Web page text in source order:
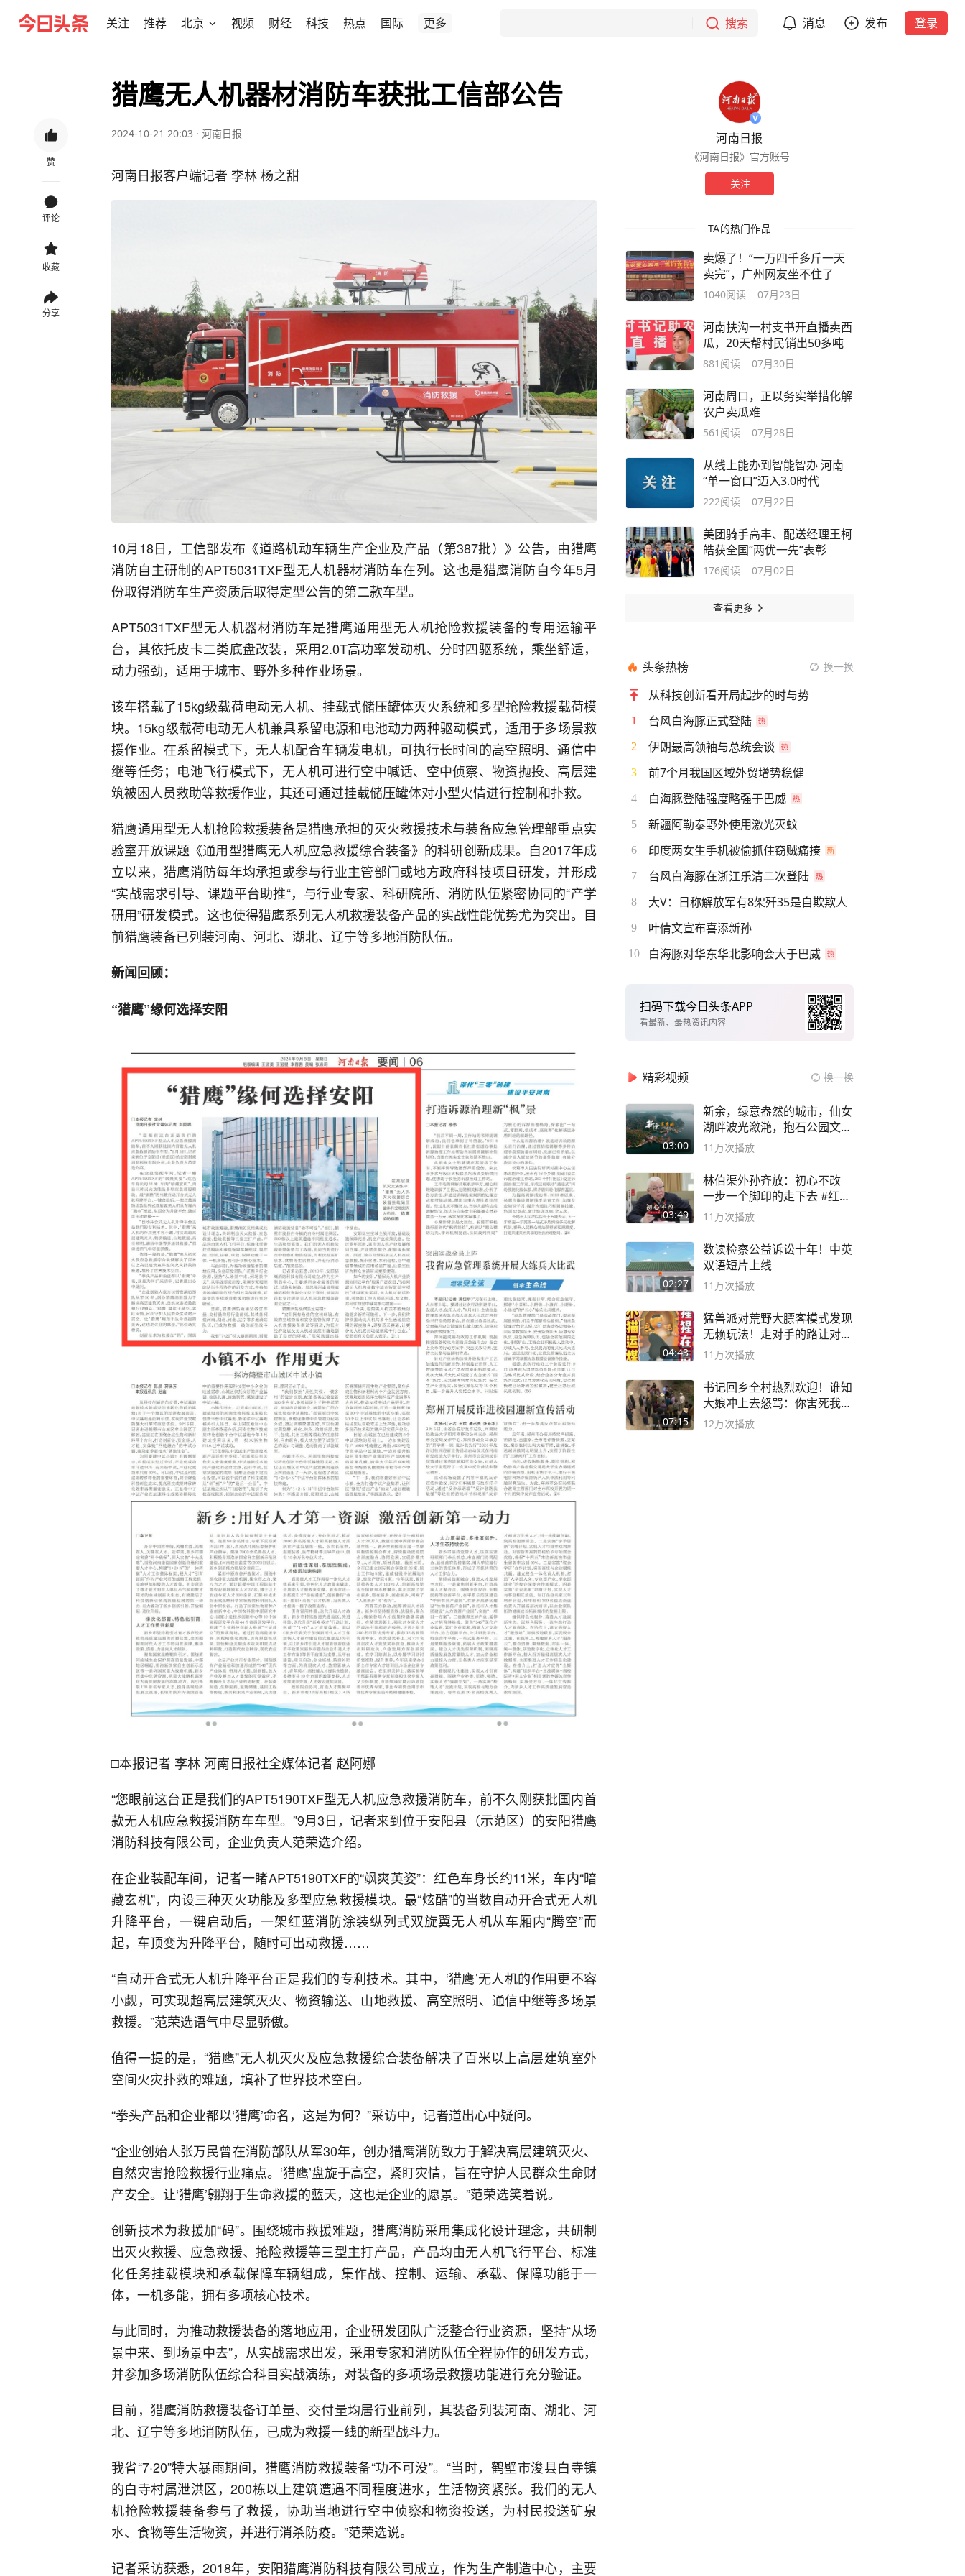
关注 推荐 北京 视频 财经 科技 热点 国际 更多 搜索 消息 发布 登录
赞
评论
收藏
分享
猎鹰无人机器材消防车获批工信部公告
2024-10-21 20:03 · 河南日报
河南日报客户端记者 李林 杨之甜
10月18日，工信部发布《道路机动车辆生产企业及产品（第387批）》公告，由猎鹰
消防自主研制的APT5031TXF型无人机器材消防车在列。这也是猎鹰消防自今年5月
份取得消防车生产资质后取得定型公告的第二款车型。
APT5031TXF型无人机器材消防车是猎鹰通用型无人机抢险救援装备的专用运输平
台，其依托皮卡二类底盘改装，采用2.0T高功率发动机、分时四驱系统，乘坐舒适，
动力强劲，适用于城市、野外多种作业场景。
该车搭载了15kg级载荷电动无人机、挂载式储压罐体灭火系统和多型抢险救援载荷模
块。15kg级载荷电动无人机兼具系留电源和电池动力两种驱动模式，适用于多场景救
援作业。在系留模式下，无人机配合车辆发电机，可执行长时间的高空照明、通信中
继等任务；电池飞行模式下，无人机可进行空中喊话、空中侦察、物资抛投、高层建
筑被困人员救助等救援作业，其还可通过挂载储压罐体对小型火情进行控制和扑救。
猎鹰通用型无人机抢险救援装备是猎鹰承担的灭火救援技术与装备应急管理部重点实
验室开放课题《通用型猎鹰无人机应急救援综合装备》的科研创新成果。自2017年成
立以来，猎鹰消防每年均承担或参与行业主管部门或地方政府科技项目研发，并形成
“实战需求引导、课题平台助推“，与行业专家、科研院所、消防队伍紧密协同的“产学
研用”研发模式。这也使得猎鹰系列无人机救援装备产品的实战性能优势尤为突出。目
前猎鹰装备已列装河南、河北、湖北、辽宁等多地消防队伍。
新闻回顾：
“猎鹰”缘何选择安阳
□本报记者 李林 河南日报社全媒体记者 赵阿娜
“您眼前这台正是我们的APT5190TXF型无人机应急救援消防车，前不久刚获批国内首
款无人机应急救援消防车车型。”9月3日，记者来到位于安阳县（示范区）的安阳猎鹰
消防科技有限公司，企业负责人范荣选介绍。
在企业装配车间，记者一睹APT5190TXF的“飒爽英姿”：红色车身长约11米，车内“暗
藏玄机”，内设三种灭火功能及多型应急救援模块。最“炫酷”的当数自动开合式无人机
升降平台，一键启动后，一架红蓝消防涂装纵列式双旋翼无人机从车厢内“腾空”而
起，车顶变为升降平台，随时可出动救援……
“自动开合式无人机升降平台正是我们的专利技术。其中，‘猎鹰’无人机的作用更不容
小觑，可实现超高层建筑灭火、物资输送、山地救援、高空照明、通信中继等多场景
救援。”范荣选语气中尽显骄傲。
值得一提的是，“猎鹰”无人机灭火及应急救援综合装备解决了百米以上高层建筑室外
空间火灾扑救的难题，填补了世界技术空白。
“拳头产品和企业都以‘猎鹰’命名，这是为何？”采访中，记者道出心中疑问。
“企业创始人张万民曾在消防部队从军30年，创办猎鹰消防致力于解决高层建筑灭火、
自然灾害抢险救援行业痛点。‘猎鹰’盘旋于高空，紧盯灾情，旨在守护人民群众生命财
产安全。让‘猎鹰’翱翔于生命救援的蓝天，这也是企业的愿景。”范荣选笑着说。
创新技术为救援加“码”。围绕城市救援难题，猎鹰消防采用集成化设计理念，共研制
出灭火救援、应急救援、抢险救援等三型主打产品，产品均由无人机飞行平台、标准
化任务挂载模块和承载保障车辆组成，集作战、控制、运输、承载、保障功能于一
体，一机多能，拥有多项核心技术。
与此同时，为推动救援装备的落地应用，企业研发团队广泛整合行业资源，坚持“从场
景中来、到场景中去”，从实战需求出发，采用专家和消防队伍全程协作的研发方式，
并参加多场消防队伍综合科目实战演练，对装备的多项场景救援功能进行充分验证。
目前，猎鹰消防救援装备订单量、交付量均居行业前列，其装备列装河南、湖北、河
北、辽宁等多地消防队伍，已成为救援一线的新型战斗力。
我省“7·20”特大暴雨期间，猎鹰消防救援装备“功不可没”。“当时，鹤壁市浚县白寺镇
的白寺村属泄洪区，200栋以上建筑遭遇不同程度进水，生活物资紧张。我们的无人
机抢险救援装备参与了救援，协助当地进行空中侦察和物资投送，为村民投送矿泉
水、食物等生活物资，并进行消杀防疫。”范荣选说。
记者采访获悉，2018年，安阳猎鹰消防科技有限公司成立，作为生产制造中心，主要
河南日报
《河南日报》官方账号
关注
TA的热门作品
卖爆了！“一万四千多斤一天
卖完”，广州网友坐不住了
1040阅读 07月23日
河南扶沟一村支书开直播卖西
瓜，20天帮村民销出50多吨
881 阅读 07月30日
河南周口，正以务实举措化解
农户卖瓜难
561 阅读 07月28日
从线上能办到智能智办 河南
“单一窗口”迈入3.0时代
222阅读 07月22日
美团骑手高丰、配送经理王柯
皓获全国“两优一先”表彰
176阅读 07月02日
查看更多
头条热榜 换一换
从科技创新看开局起步的时与势
1 台风白海豚正式登陆
2 伊朗最高领袖与总统会谈
3 前7个月我国区域外贸增势稳健
4 白海豚登陆强度略强于巴威
5 新疆阿勒泰野外使用激光灭蚊
6 印度两女生手机被偷抓住窃贼痛揍
7 台风白海豚在浙江乐清二次登陆
8 大V：日称解放军有8架歼35是自欺欺人
9 叶倩文宣布喜添新孙
10 白海豚对华东华北影响会大于巴威
扫码下载今日头条APP
看最新、最热资讯内容
精彩视频 换一换
03:00
新余，绿意盎然的城市，仙女
湖畔波光潋滟，抱石公园文化
深邃……
11万次播放
03:49
林伯渠外孙齐放：初心不改
一步一个脚印的走下去 #红船
论坛
11万次播放
02:27
数读检察公益诉讼十年！中英
双语短片上线
11万次播放
04:43
猛兽派对荒野大膘客模式发现
无赖玩法！走对手的路让对手
无路可走
11万次播放
07:15
书记回乡全村热烈欢迎！谁知
大娘冲上去怒骂：你害死我儿
子
12万次播放